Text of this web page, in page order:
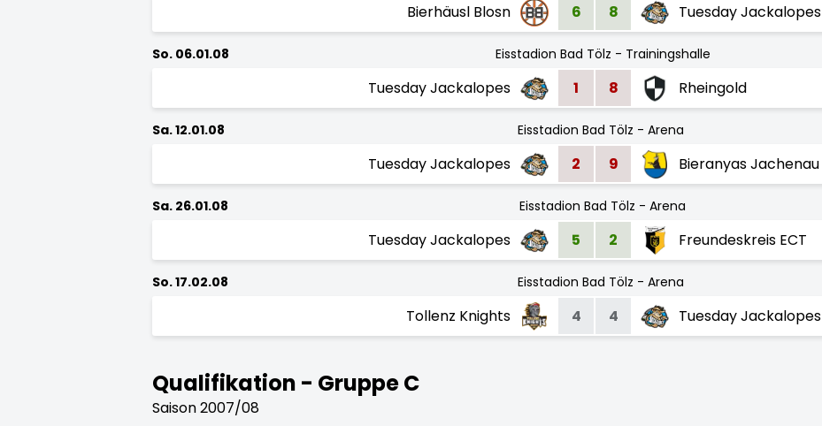
Bierhäusl Blosn 6 8 Tuesday Jackalopes
So. 06.01.08 Eisstadion Bad Tölz - Trainingshalle
Tuesday Jackalopes 1 8 Rheingold
Sa. 12.01.08 Eisstadion Bad Tölz - Arena
Tuesday Jackalopes 2 9 Bieranyas Jachenau
Sa. 26.01.08 Eisstadion Bad Tölz - Arena
Tuesday Jackalopes 5 2 Freundeskreis ECT
So. 17.02.08 Eisstadion Bad Tölz - Arena
Tollenz Knights 4 4 Tuesday Jackalopes
Qualifikation - Gruppe C
Saison 2007/08